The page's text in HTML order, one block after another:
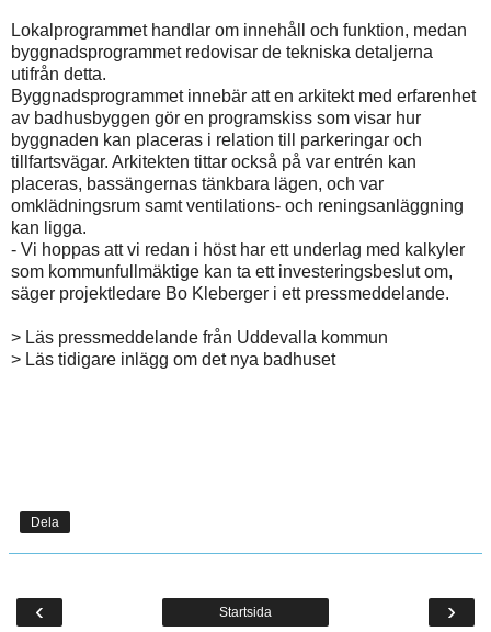
Lokalprogrammet handlar om innehåll och funktion, medan
byggnadsprogrammet redovisar de tekniska detaljerna
utifrån detta.
Byggnadsprogrammet innebär att en arkitekt med erfarenhet
av badhusbyggen gör en programskiss som visar hur
byggnaden kan placeras i relation till parkeringar och
tillfartsvägar. Arkitekten tittar också på var entrén kan
placeras, bassängernas tänkbara lägen, och var
omklädningsrum samt ventilations- och reningsanläggning
kan ligga.
- Vi hoppas att vi redan i höst har ett underlag med kalkyler
som kommunfullmäktige kan ta ett investeringsbeslut om,
säger projektledare Bo Kleberger i ett pressmeddelande.
> Läs pressmeddelande från Uddevalla kommun
> Läs tidigare inlägg om det nya badhuset
Dela
‹ ›
Startsida